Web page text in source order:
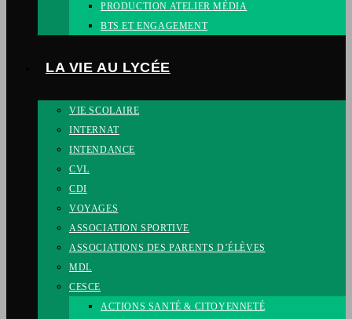
PRODUCTION ATELIER MÉDIA
BTS ET ENGAGEMENT
LA VIE AU LYCÉE
VIE SCOLAIRE
INTERNAT
INTENDANCE
CVL
CDI
VOYAGES
ASSOCIATION SPORTIVE
ASSOCIATIONS DES PARENTS D’ÉLÈVES
MDL
CESCE
ACTIONS SANTÉ & CITOYENNETÉ